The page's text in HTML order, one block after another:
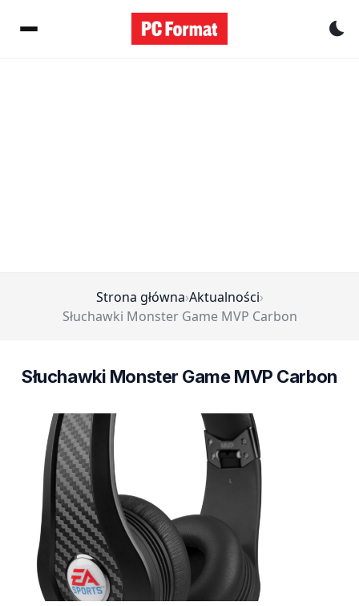
Strona główna›Aktualności›
Słuchawki Monster Game MVP Carbon
Słuchawki Monster Game MVP Carbon